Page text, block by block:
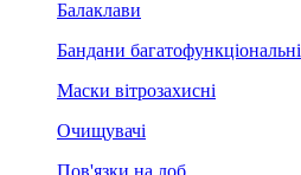
Балаклави
Бандани багатофункціональні
Маски вітрозахисні
Очищувачі
Пов'язки на лоб